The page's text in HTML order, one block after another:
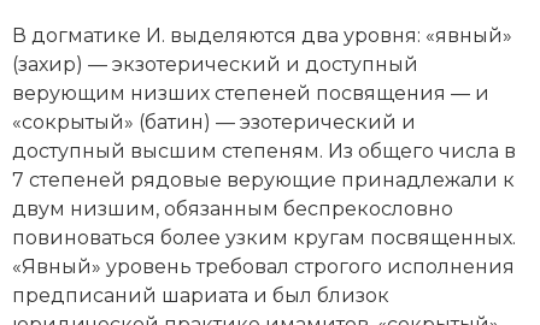
В догматике И. выделяются два уровня: «явный»
(захир) — экзотерический и доступный
верующим низших степеней посвящения — и
«сокрытый» (батин) — эзотерический и
доступный высшим степеням. Из общего числа в
7 степеней рядовые верующие принадлежали к
двум низшим, обязанным беспрекословно
повиноваться более узким кругам посвященных.
«Явный» уровень требовал строгого исполнения
предписаний шариата и был близок